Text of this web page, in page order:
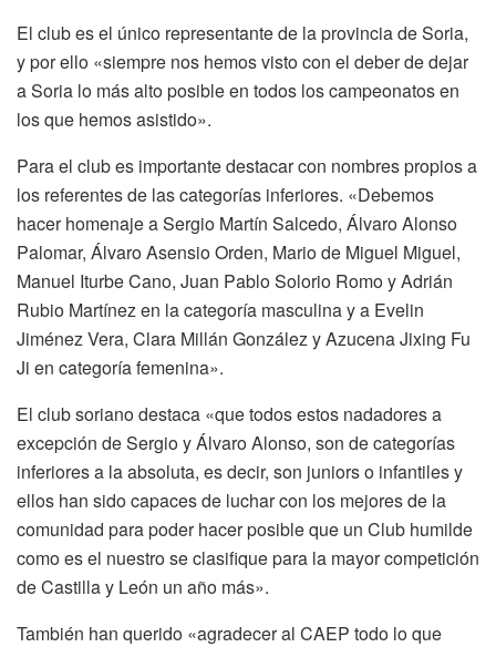
El club es el único representante de la provincia de Soria,
y por ello «siempre nos hemos visto con el deber de dejar
a Soria lo más alto posible en todos los campeonatos en
los que hemos asistido».
Para el club es importante destacar con nombres propios a
los referentes de las categorías inferiores. «Debemos
hacer homenaje a Sergio Martín Salcedo, Álvaro Alonso
Palomar, Álvaro Asensio Orden, Mario de Miguel Miguel,
Manuel Iturbe Cano, Juan Pablo Solorio Romo y Adrián
Rubio Martínez en la categoría masculina y a Evelin
Jiménez Vera, Clara Millán González y Azucena Jixing Fu
Ji en categoría femenina».
El club soriano destaca «que todos estos nadadores a
excepción de Sergio y Álvaro Alonso, son de categorías
inferiores a la absoluta, es decir, son juniors o infantiles y
ellos han sido capaces de luchar con los mejores de la
comunidad para poder hacer posible que un Club humilde
como es el nuestro se clasifique para la mayor competición
de Castilla y León un año más».
También han querido «agradecer al CAEP todo lo que